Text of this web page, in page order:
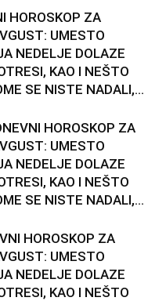
HOROSKOP ZA
UMESTO
NEDELJE DOLAZE
KAO I NEŠTO
SE NISTE NADALI,...
HOROSKOP ZA
UMESTO
NEDELJE DOLAZE
KAO I NEŠTO
SE NISTE NADALI,...
HOROSKOP ZA
UMESTO
NEDELJE DOLAZE
KAO I NEŠTO